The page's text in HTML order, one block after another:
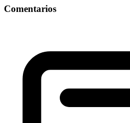
Comentarios